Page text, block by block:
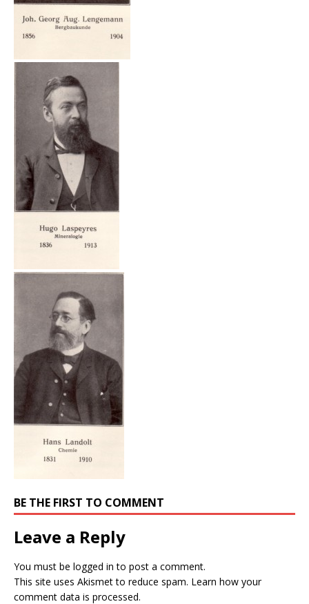
BE THE FIRST TO COMMENT
Leave a Reply
You must be logged in to post a comment.
This site uses Akismet to reduce spam. Learn how your
comment data is processed.